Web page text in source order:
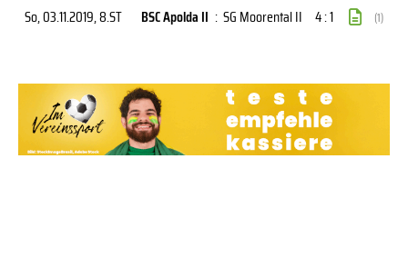
So, 03.11.2019, 8.ST BSC Apolda II : SG Moorental II 4 : 1 (1)